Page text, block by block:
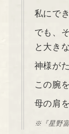
私にで
でも、
と大き
神様が
この腕
母の肩
※『星野